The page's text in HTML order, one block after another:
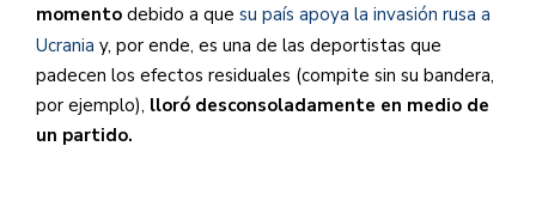
momento debido a que su país apoya la invasión rusa a
Ucrania y, por ende, es una de las deportistas que
padecen los efectos residuales (compite sin su bandera,
por ejemplo), lloró desconsoladamente en medio de
un partido.